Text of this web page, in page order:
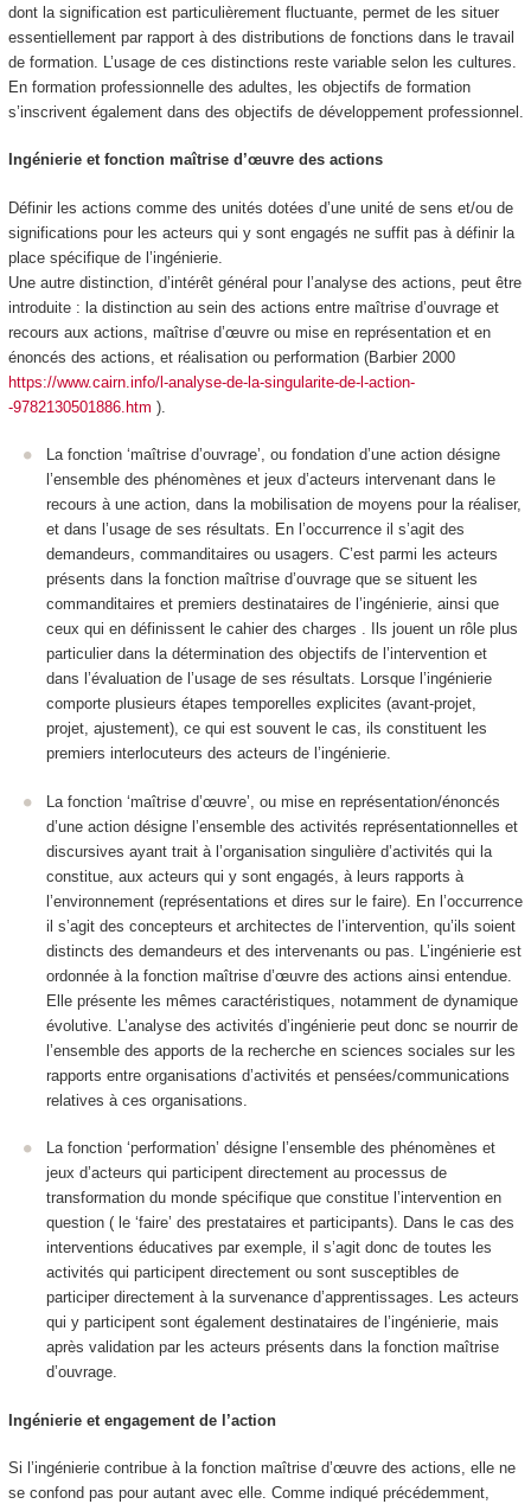
dont la signification est particulièrement fluctuante, permet de les situer
essentiellement par rapport à des distributions de fonctions dans le travail
de formation. L’usage de ces distinctions reste variable selon les cultures.
En formation professionnelle des adultes, les objectifs de formation
s’inscrivent également dans des objectifs de développement professionnel.
Ingénierie et fonction maîtrise d’œuvre des actions
Définir les actions comme des unités dotées d’une unité de sens et/ou de
significations pour les acteurs qui y sont engagés ne suffit pas à définir la
place spécifique de l’ingénierie.
Une autre distinction, d’intérêt général pour l’analyse des actions, peut être
introduite : la distinction au sein des actions entre maîtrise d’ouvrageet
recours aux actions, maîtrise d’œuvreou mise en représentation et en
énoncés des actions, et réalisationou performation (Barbier 2000
https://www.cairn.info/l-analyse-de-la-singularite-de-l-action-
-9782130501886.htm ).
La fonction ‘maîtrise d’ouvrage’, ou fondation d’une action désigne
l’ensemble des phénomènes et jeux d’acteurs intervenant dans le
recours à une action, dans la mobilisation de moyens pour la réaliser,
et dans l’usage de ses résultats. En l’occurrence il s’agit des
demandeurs, commanditaires ou usagers. C’est parmi les acteurs
présents dans la fonction maîtrise d’ouvrage que se situent les
commanditaires et premiers destinataires de l’ingénierie, ainsi que
ceux qui en définissent le cahier des charges . Ils jouent un rôle plus
particulier dans la détermination des objectifs de l’intervention et
dans l’évaluation de l’usage de ses résultats. Lorsque l’ingénierie
comporte plusieurs étapes temporelles explicites (avant-projet,
projet, ajustement), ce qui est souvent le cas, ils constituent les
premiers interlocuteurs des acteurs de l’ingénierie.
La fonction ‘maîtrise d’œuvre’ , ou mise en représentation/énoncés
d’une action désigne l’ensemble des activités représentationnelles et
discursives ayant trait à l’organisation singulière d’activités qui la
constitue, aux acteurs qui y sont engagés, à leurs rapports à
l’environnement (représentations et dires sur le faire). En l’occurrence
il s’agit des concepteurs et architectes de l’intervention, qu’ils soient
distincts des demandeurs et des intervenants ou pas. L’ingénierie est
ordonnée à la fonction maîtrise d’œuvre des actions ainsi entendue.
Elle présente les mêmes caractéristiques, notamment de dynamique
évolutive. L’analyse des activités d’ingénierie peut donc se nourrir de
l’ensemble des apports de la recherche en sciences sociales sur les
rapports entre organisations d’activités et pensées/communications
relatives à ces organisations.
La fonction ‘performation’ désigne l’ensemble des phénomènes et
jeux d’acteurs qui participent directement au processus de
transformation du monde spécifique que constitue l’intervention en
question ( le ‘faire’ des prestataires et participants). Dans le cas des
interventions éducatives par exemple, il s’agit donc de toutes les
activités qui participent directement ou sont susceptibles de
participer directement à la survenance d’apprentissages. Les acteurs
qui y participent sont également destinataires de l’ingénierie, mais
après validation par les acteurs présents dans la fonction maîtrise
d’ouvrage.
Ingénierie et engagement de l’action
Si l’ingénierie contribue à la fonction maîtrise d’œuvre des actions, elle ne
se confond pas pour autant avec elle. Comme indiqué précédemment,